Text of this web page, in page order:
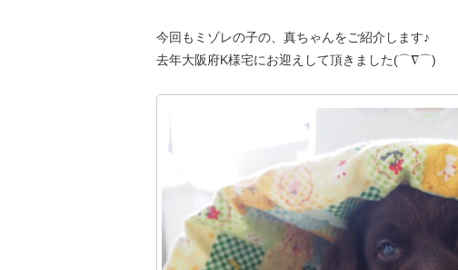
今回もミゾレの子の、真ちゃんをご紹介します♪
去年大阪府K様宅にお迎えして頂きました(⌒∇⌒)